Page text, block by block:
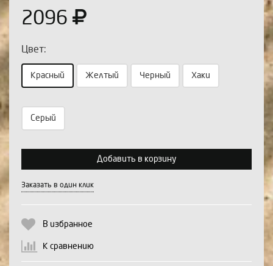
2096
Цвет:
Красный Желтый Черный Хаки
Серый
Продолжить
Добавить в корзину
Заказать в один клик
В избранное
К сравнению